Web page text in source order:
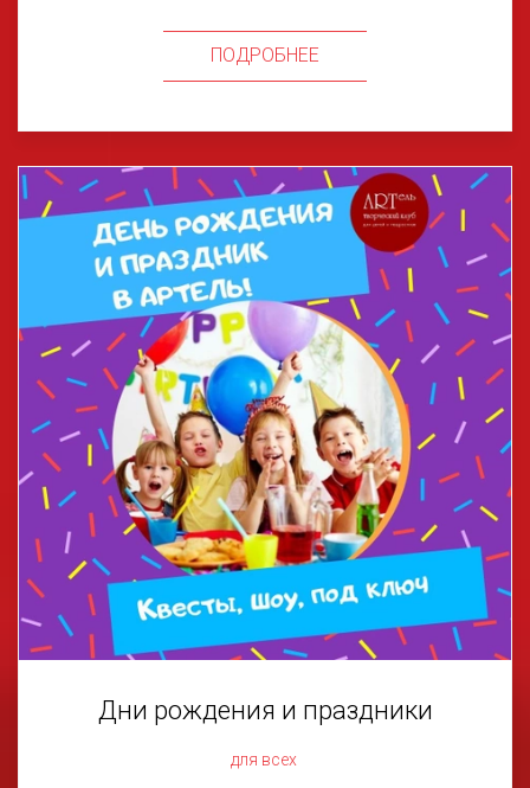
ПОДРОБНЕЕ
Дни рождения и праздники
для всех